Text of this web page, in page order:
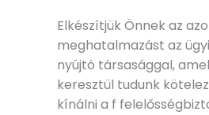
Elkészítjük Önnek az
meghatalmazást az
nyújtó társasággal,
keresztül tudunk
kínálni a f